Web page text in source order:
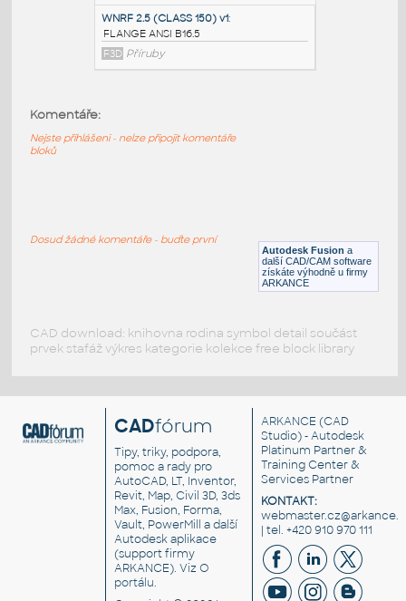
FLANGE ANSI B16.5
F3D Příruby
F3D Příruby
F3D Příruby Autodesk Fusion a
další CAD/CAM software
získáte výhodně u firmy
ARKANCE
Komentáře:
Nejste přihlášeni - nelze připojit komentáře
bloků
Dosud žádné komentáře - buďte první
CAD download: knihovna rodina symbol detail součást
prvek stafáž výkres kategorie kolekce free block library
CADfórum
Tipy, triky, podpora,
pomoc a rady pro
AutoCAD, LT, Inventor,
Revit, Map, Civil 3D, 3ds
Max, Fusion, Forma,
Vault, PowerMill a další
Autodesk aplikace
(support firmy
ARKANCE). VizO
portálu.
ARKANCE (CAD
Studio) - Autodesk
Platinum Partner &
Training Center &
Services Partner
KONTAKT:
| tel. +420 910 970 111